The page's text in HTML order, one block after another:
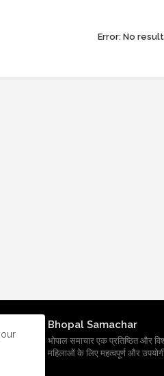
Error:No
Bhopal Samachar
भोपाल समाचार एक प्रतिष्ठित और
महिलाओं के लिए महत्वपूर्ण और